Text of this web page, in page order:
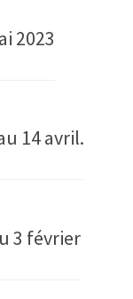
2023
14 avril.
3 février